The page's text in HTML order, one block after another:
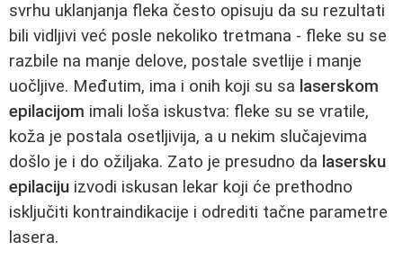
svrhu uklanjanja fleka često opisuju da su rezultati
bili vidljivi već posle nekoliko tretmana - fleke su se
razbile na manje delove, postale svetlije i manje
uočljive. Međutim, ima i onih koji su sa laserskom
epilacijom imali loša iskustva: fleke su se vratile,
koža je postala osetljivija, a u nekim slučajevima
došlo je i do ožiljaka. Zato je presudno da lasersku
epilaciju izvodi iskusan lekar koji će prethodno
isključiti kontraindikacije i odrediti tačne parametre
lasera.